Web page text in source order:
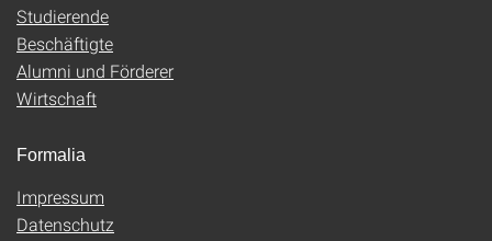
Studierende
Beschäftigte
Alumni und Förderer
Wirtschaft
Formalia
Impressum
Datenschutz